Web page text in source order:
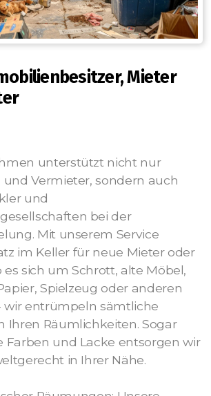
Mieter
unterstützt nicht nur
und Vermieter, sondern auch
und
bei der
Mit unserem Service
im Keller für neue Mieter oder
es sich um Schrott, alte Möbel,
Spielzeug oder anderen
wir entrümpeln sämtliche
Ihren Räumlichkeiten. Sogar
Farben und Lacke entsorgen wir
in Ihrer Nähe.